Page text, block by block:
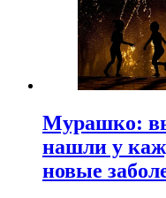
Мурашко:
нашли у
новые